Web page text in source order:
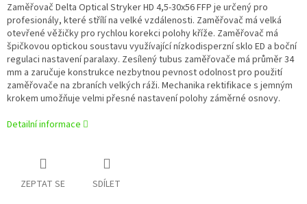
Zaměřovač Delta Optical Stryker HD 4,5-30x56 FFP je určený pro
profesionály, které střílí na velké vzdálenosti. Zaměřovač má velká
otevřené věžičky pro rychlou korekci polohy kříže. Zaměřovač má
špičkovou optickou soustavu využívající nízkodisperzní sklo ED a boční
regulaci nastavení paralaxy. Zesílený tubus zaměřovače má průměr 34
mm a zaručuje konstrukce nezbytnou pevnost odolnost pro použití
zaměřovače na zbraních velkých ráži. Mechanika rektifikace s jemným
krokem umožňuje velmi přesné nastavení polohy záměrné osnovy.
Detailní informace
ZEPTAT SE SDÍLET